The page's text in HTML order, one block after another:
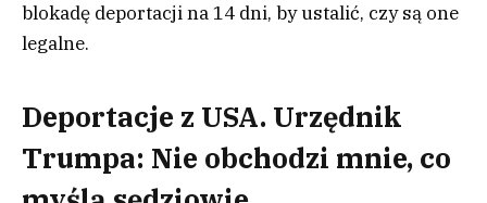
blokadę deportacji na 14 dni, by ustalić, czy są one
legalne.
Deportacje z USA. Urzędnik
Trumpa: Nie obchodzi mnie, co